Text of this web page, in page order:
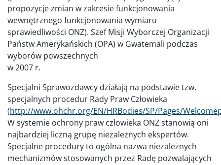
propozycje zmian w zakresie funkcjonowania
wewnętrznego funkcjonowania wymiaru
sprawiedliwości ONZ). Szef Misji Wyborczej Organizacji
Państw Amerykańskich (OPA) w Gwatemali podczas
wyborów powszechnych
w 2007 r.
Specjalni Sprawozdawcy działają na podstawie tzw.
specjalnych procedur Rady Praw Człowieka
(http://www.ohchr.org/EN/HRBodies/SP/Pages/
W systemie ochrony praw człowieka ONZ stanowią oni
najbardziej liczną grupę niezależnych ekspertów.
Specjalne procedury to ogólna nazwa niezależnych
mechanizmów stosowanych przez Radę pozwalających